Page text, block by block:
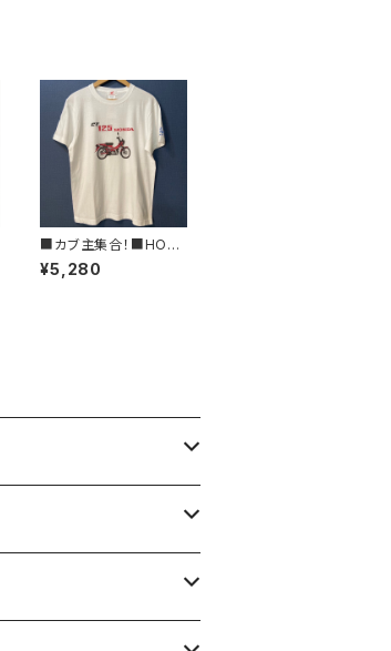
■カブ主集合！■HON
DA カブTシャツ三羽烏
■GIFTにもオススメ
¥5,280